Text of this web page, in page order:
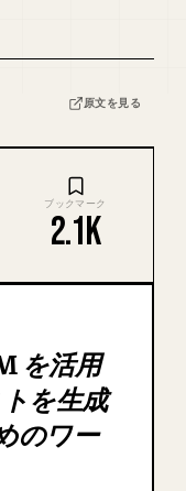
原文を見る
ブックマーク
2.1K
を活用
を生成
のワー